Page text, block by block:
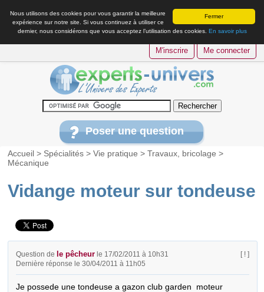
Fermer
Nous utilisons des cookies pour vous garantir la meilleure
expérience sur notre site. Si vous continuez à utiliser ce
dernier, nous considérons que vous acceptez l’utilisation des cookies. En savoir plus
M'inscrire Me connecter
Poser une question
Accueil > Spécialités >Vie pratique >Travaux, bricolage >
Mécanique
Vidange moteur sur tondeuse
Question de le pêcheur le 17/02/2011 à 10h31
Dernière réponse le 30/04/2011 à 11h05
[ ! ]
Je possede une tondeuse a gazon club garden  moteur